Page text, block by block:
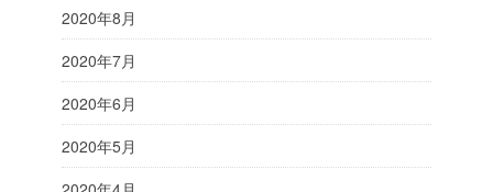
2020年8月
2020年7月
2020年6月
2020年5月